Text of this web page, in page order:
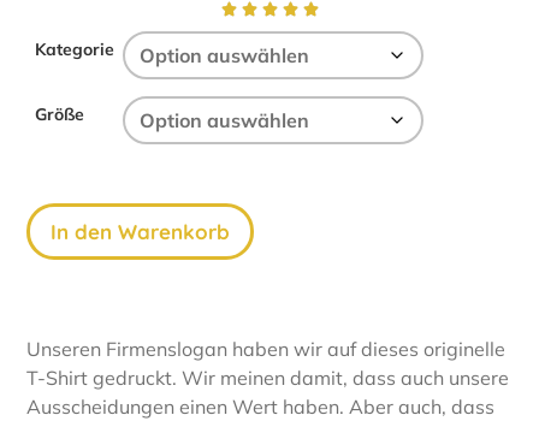
    
Kategorie
Größe
In den Warenkorb
Unseren Firmenslogan haben wir auf dieses originelle
T-Shirt gedruckt. Wir meinen damit, dass auch unsere
Ausscheidungen einen Wert haben. Aber auch, dass